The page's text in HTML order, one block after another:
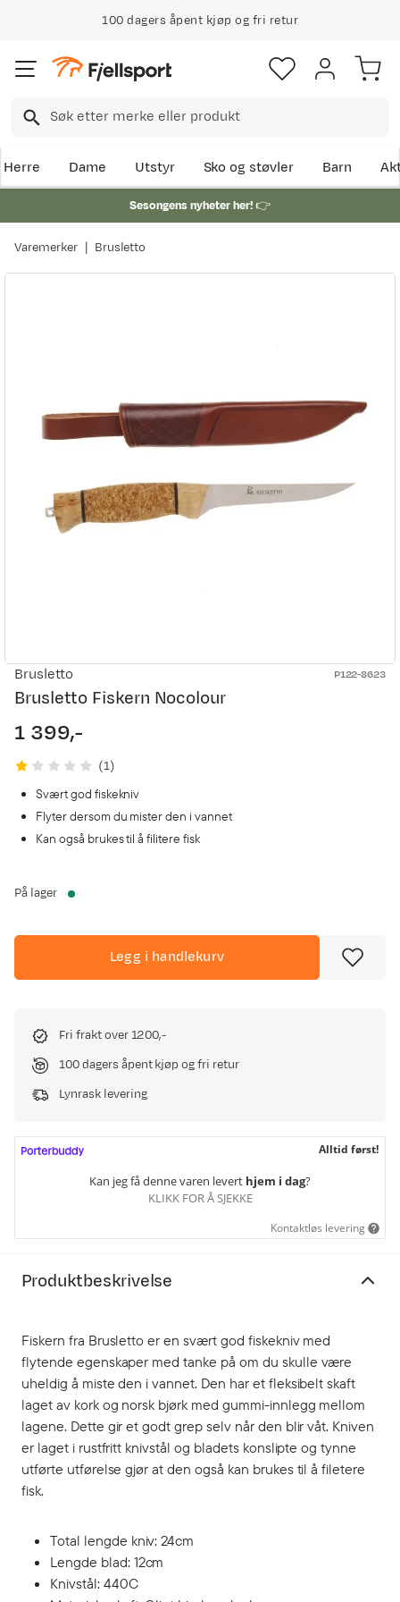
100 dagers åpent kjøp og fri retur
Herre Dame Utstyr Sko og støvler Barn
Sesongens nyheter her!👉
Varemerker Brusletto
Brusletto P122-8623
Brusletto Fiskern Nocolour
price
1 399,-
(1)
Svært god fiskekniv
Flyter dersom du mister den i vannet
Kan også brukes til å filitere fisk
På lager
Legg i handlekurv
Fri frakt over 1200,-
100 dagers åpent kjøp og fri retur
Lynrask levering
Alltid først!
Kan jeg få denne varen levert hjem i dag?
KLIKK FOR Å SJEKKE
Kontaktløs levering
Produktbeskrivelse
Fiskern fra Brusletto er en svært god fiskekniv med
flytende egenskaper med tanke på om du skulle være
uheldig å miste den i vannet. Den har et fleksibelt skaft
laget av kork og norsk bjørk med gummi-innlegg mellom
lagene. Dette gir et godt grep selv når den blir våt. Kniven
er laget i rustfritt knivstål og bladets konslipte og tynne
utførte utførelse gjør at den også kan brukes til å filetere
fisk.
Total lengde kniv: 24cm
Lengde blad: 12cm
Knivstål: 440C